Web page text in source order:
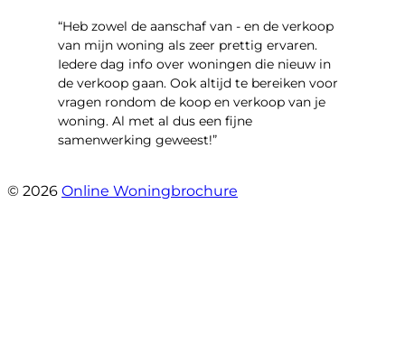
“Heb zowel de aanschaf van - en de verkoop
van mijn woning als zeer prettig ervaren.
Iedere dag info over woningen die nieuw in
de verkoop gaan. Ook altijd te bereiken voor
vragen rondom de koop en verkoop van je
woning. Al met al dus een fijne
samenwerking geweest!”
© 2026 Online Woningbrochure